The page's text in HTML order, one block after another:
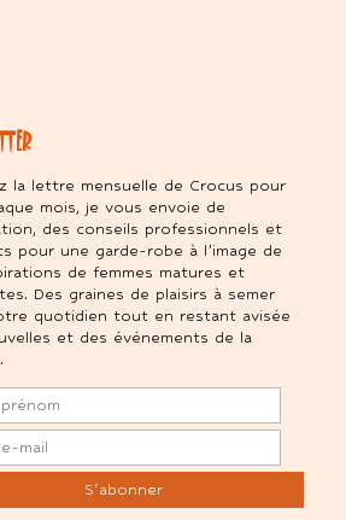
la lettre mensuelle de Crocus pour
mois, je vous envoie de
des conseils professionnels et
pour une garde-robe à l’image de
de femmes matures et
Des graines de plaisirs à semer
quotidien tout en restant avisée
et des événements de la